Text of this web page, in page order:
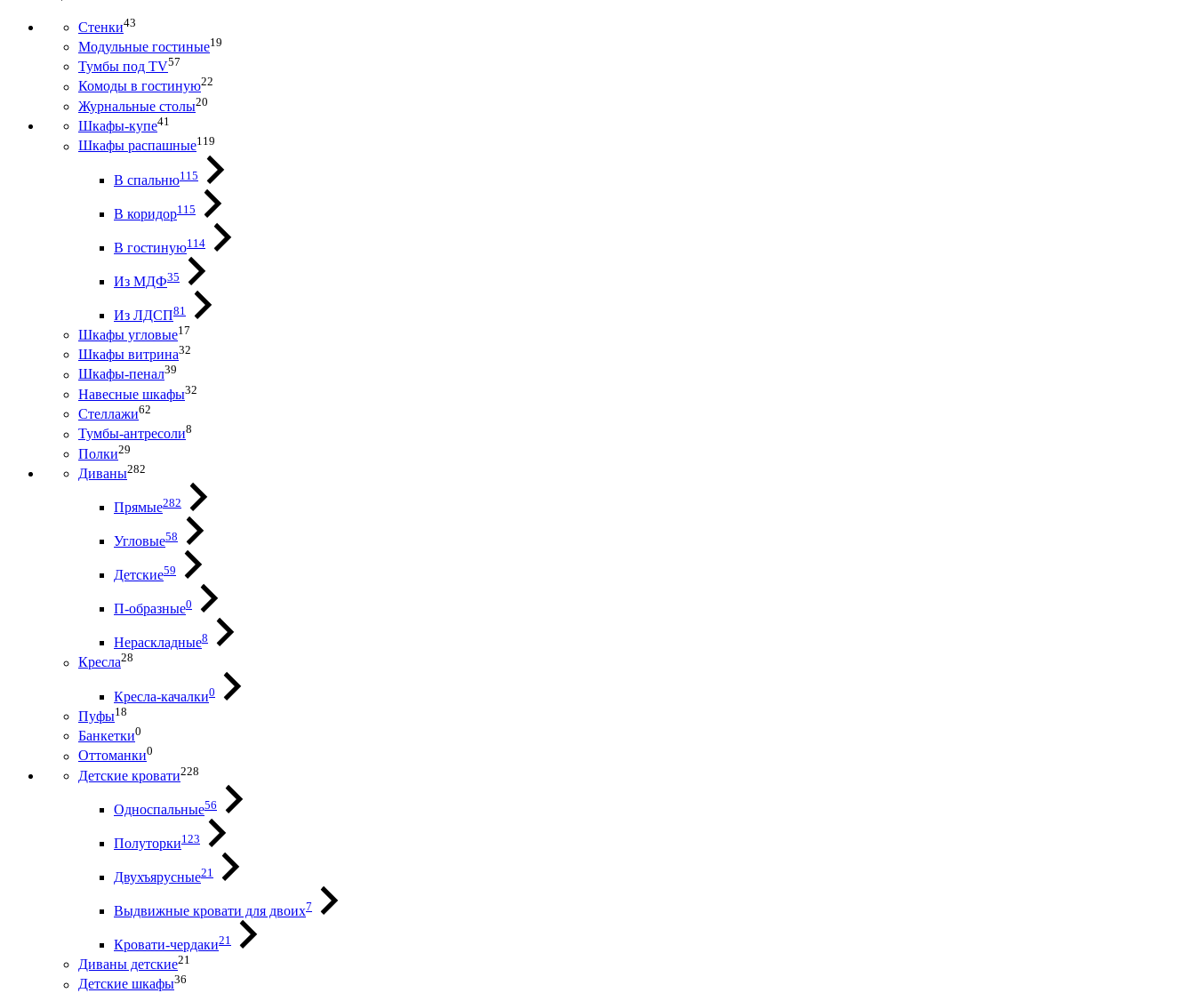
Стенки43
Модульные гостиные19
Тумбы под ТV57
Комоды в гостиную22
Журнальные столы20
Шкафы-купе41
Шкафы распашные119
В спальню115
В коридор115
В гостиную114
Из МДФ35
Из ЛДСП81
Шкафы угловые17
Шкафы витрина32
Шкафы-пенал39
Навесные шкафы32
Стеллажи62
Тумбы-антресоли8
Полки29
Диваны282
Прямые282
Угловые58
Детские59
П-образные0
Нераскладные8
Кресла28
Кресла-качалки0
Пуфы18
Банкетки0
Оттоманки0
Детские кровати228
Односпальные56
Полуторки123
Двухъярусные21
Выдвижные кровати для двоих7
Кровати-чердаки21
Диваны детские21
Детские шкафы36